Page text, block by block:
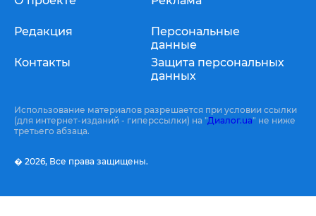
Редакция
Контакты
Персональные
данные
Защита персональных
данных
Использование материалов разрешается при условии ссылки
(для интернет-изданий - гиперссылки) на "Диалог.ua" не ниже
третьего абзаца.
� 2026, Все права защищены.